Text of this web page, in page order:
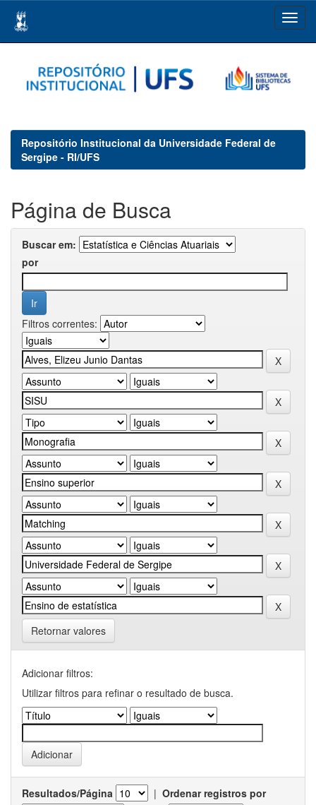
navigation
Repositório Institucional da Universidade Federal de
Sergipe - RI/UFS
Página de Busca
Buscar em:
por
Filtros correntes:
Retornar valores
Adicionar filtros:
Utilizar filtros para refinar o resultado de busca.
Resultados/Página | Ordenar registros por